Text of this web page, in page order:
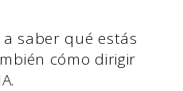
saber qué estás
cómo dirigir